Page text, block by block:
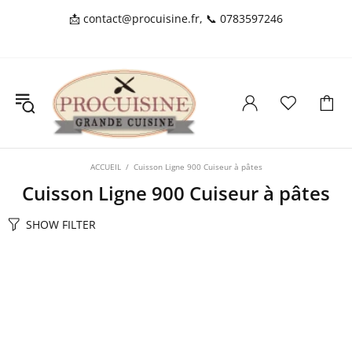
📩 contact@procuisine.fr, 📞 0783597246
ACCUEIL Cuisson Ligne 900 Cuiseur à pâtes
Cuisson Ligne 900 Cuiseur à pâtes
SHOW FILTER